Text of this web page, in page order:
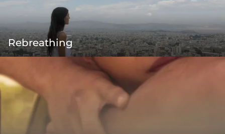
Rebreathing